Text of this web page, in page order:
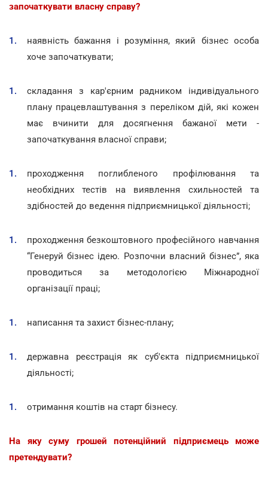
започаткувати власну справу?
наявність бажання і розуміння, який бізнес особа
хоче започаткувати;
складання з кар'єрним радником індивідуального
плану працевлаштування з переліком дій, які кожен
має вчинити для досягнення бажаної мети -
започаткування власної справи;
проходження поглибленого профілювання та
необхідних тестів на виявлення схильностей та
здібностей до ведення підприємницької діяльності;
проходження безкоштовного професійного навчання
“Генеруй бізнес ідею. Розпочни власний бізнес”, яка
проводиться за методологією Міжнародної
організації праці;
написання та захист бізнес-плану;
державна реєстрація як суб'єкта підприємницької
діяльності;
отримання коштів на старт бізнесу.
На яку суму грошей потенційний підприємець може
претендувати?